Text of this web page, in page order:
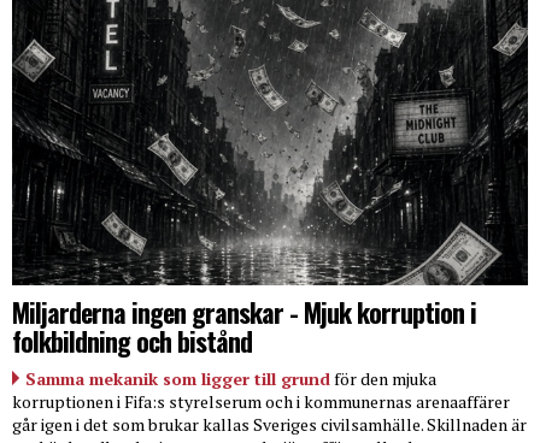
Miljarderna ingen granskar - Mjuk korruption i
folkbildning och bistånd
Samma mekanik som ligger till grund för den mjuka
korruptionen i Fifa:s styrelserum och i kommunernas arenaaffärer
går igen i det som brukar kallas Sveriges civilsamhälle. Skillnaden är